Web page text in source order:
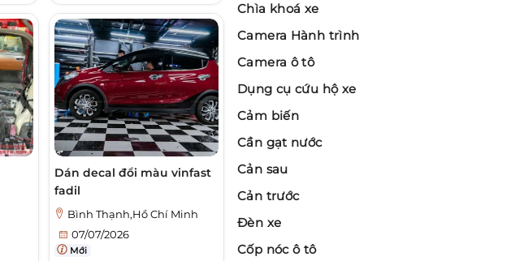
Dán decal đổi màu vinfast
fadil
Bình Thạnh,Hồ Chí Minh
07/07/2026
Mới
Chìa khoá xe
Camera Hành trình
Camera ô tô
Dụng cụ cứu hộ xe
Cảm biến
Cần gạt nước
Cản sau
Cản trước
Đèn xe
Cốp nóc ô tô